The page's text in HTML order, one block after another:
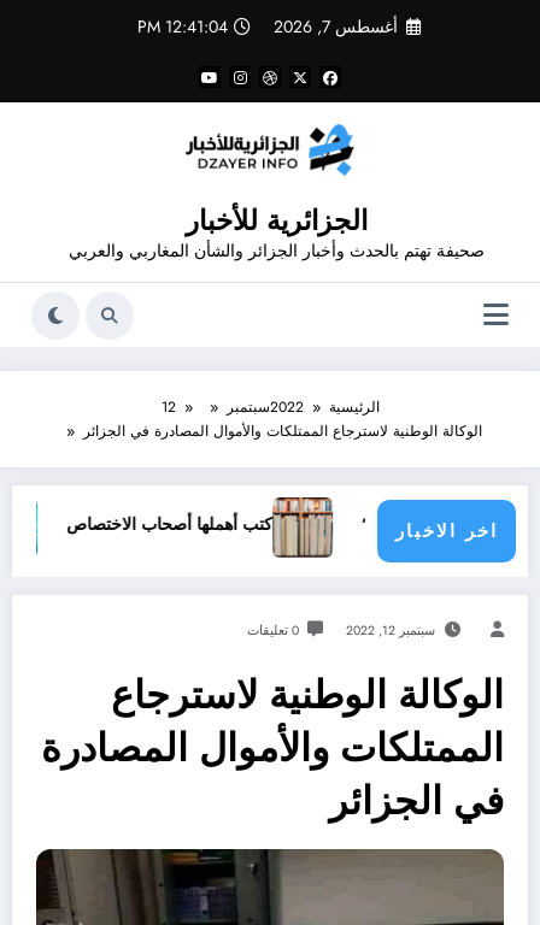
أغسطس 7, 2026 12:41:04 PM
الجزائرية للأخبار
صحيفة تهتم بالحدث وأخبار الجزائر والشأن المغاربي والعربي
الرئيسية 2022سبتمبر
12
الوكالة الوطنية لاسترجاع الممتلكات والأموال المصادرة في الجزائر
اخر الاخبار
المسعود زغار” كتب أهملها أصحاب الاختصاص
سبتمبر 12, 2022 0 تعليقات
الوكالة الوطنية لاسترجاع
الممتلكات والأموال المصادرة
في الجزائر